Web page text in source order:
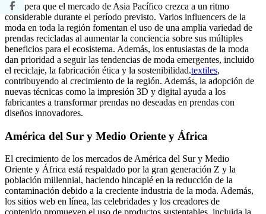
Se espera que el mercado de Asia Pacífico crezca a un ritmo
considerable durante el período previsto. Varios influencers de la
moda en toda la región fomentan el uso de una amplia variedad de
prendas recicladas al aumentar la conciencia sobre sus múltiples
beneficios para el ecosistema. Además, los entusiastas de la moda
dan prioridad a seguir las tendencias de moda emergentes, incluido
el reciclaje, la fabricación ética y la sostenibilidad.textiles,
contribuyendo al crecimiento de la región. Además, la adopción de
nuevas técnicas como la impresión 3D y digital ayuda a los
fabricantes a transformar prendas no deseadas en prendas con
diseños innovadores.
América del Sur y Medio Oriente y África
El crecimiento de los mercados de América del Sur y Medio
Oriente y África está respaldado por la gran generación Z y la
población millennial, haciendo hincapié en la reducción de la
contaminación debido a la creciente industria de la moda. Además,
los sitios web en línea, las celebridades y los creadores de